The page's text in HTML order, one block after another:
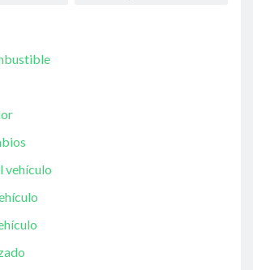
vehículo